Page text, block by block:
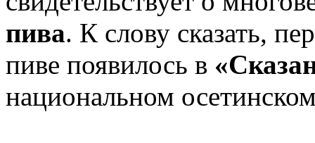
пива. К слову сказать,
пиве появилось в
национальном